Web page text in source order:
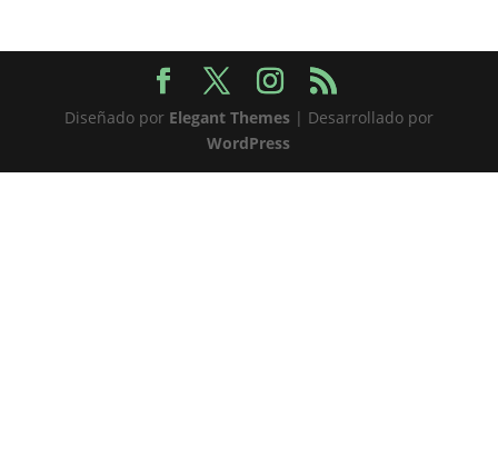
Diseñado por Elegant Themes| Desarrollado por
WordPress